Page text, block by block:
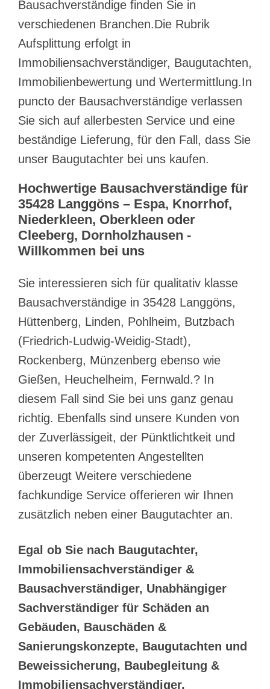
Bausachverständige finden Sie in
verschiedenen Branchen.Die Rubrik
Aufsplittung erfolgt in
Immobiliensachverständiger, Baugutachten,
Immobilienbewertung und Wertermittlung.In
puncto der Bausachverständige verlassen
Sie sich auf allerbesten Service und eine
beständige Lieferung, für den Fall, dass Sie
unser Baugutachter bei uns kaufen.
Hochwertige Bausachverständige für
35428 Langgöns – Espa, Knorrhof,
Niederkleen, Oberkleen oder
Cleeberg, Dornholzhausen -
Willkommen bei uns
Sie interessieren sich für qualitativ klasse
Bausachverständige in 35428 Langgöns,
Hüttenberg, Linden, Pohlheim, Butzbach
(Friedrich-Ludwig-Weidig-Stadt),
Rockenberg, Münzenberg ebenso wie
Gießen, Heuchelheim, Fernwald.? In
diesem Fall sind Sie bei uns ganz genau
richtig. Ebenfalls sind unsere Kunden von
der Zuverlässigeit, der Pünktlichtkeit und
unseren kompetenten Angestellten
überzeugt Weitere verschiedene
fachkundige Service offerieren wir Ihnen
zusätzlich neben einer Baugutachter an.
Egal ob Sie nach Baugutachter,
Immobiliensachverständiger &
Bausachverständiger, Unabhängiger
Sachverständiger für Schäden an
Gebäuden, Bauschäden &
Sanierungskonzepte, Baugutachten und
Beweissicherung, Baubegleitung &
Immobiliensachverständiger,